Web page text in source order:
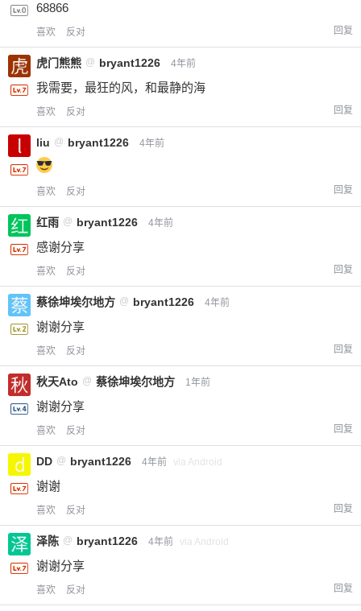
20 50 自定义
68866
喜欢 反对 回复
虎门熊熊 @ bryant1226 4年前
我需要，最狂的风，和最静的海
喜欢 反对 回复
liu @ bryant1226 4年前
喜欢 反对 回复
红雨 @ bryant1226 4年前
感谢分享
喜欢 反对 回复
蔡徐坤埃尔地方 @ bryant1226 4年前
谢谢分享
喜欢 反对 回复
秋天Ato @ 蔡徐坤埃尔地方 1年前
谢谢分享
喜欢 反对 回复
DD @ bryant1226 4年前 via Android
谢谢
喜欢 反对 回复
泽陈 @ bryant1226 4年前 via Android
谢谢分享
喜欢 反对 回复